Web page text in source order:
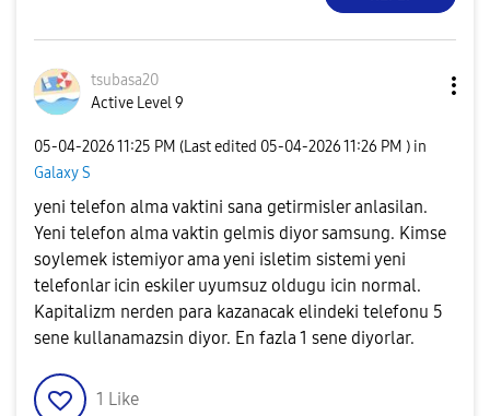
tsubasa20
Active Level 9
‎05-04-202611:25 PM (Last edited ‎05-04-202611:26 PM ) in
Galaxy S
yeni telefon alma vaktini sana getirmisler anlasilan.
Yeni telefon alma vaktin gelmis diyor samsung. Kimse
soylemek istemiyor ama yeni isletim sistemi yeni
telefonlar icin eskiler uyumsuz oldugu icin normal.
Kapitalizm nerden para kazanacak elindeki telefonu 5
sene kullanamazsin diyor. En fazla 1 sene diyorlar.
1 Like